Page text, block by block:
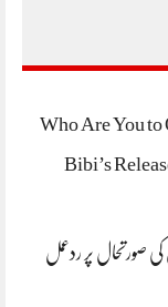
‘Who Are You
Bibi’s
کی صورتحال پر ردعمل